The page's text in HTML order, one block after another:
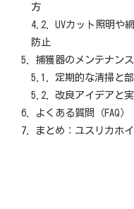
方
UVカット照明や
防止
捕獲器のメンテナン
定期的な清掃と
改良アイデアと
よくある質問（FAQ）
まとめ：ユスリカホ